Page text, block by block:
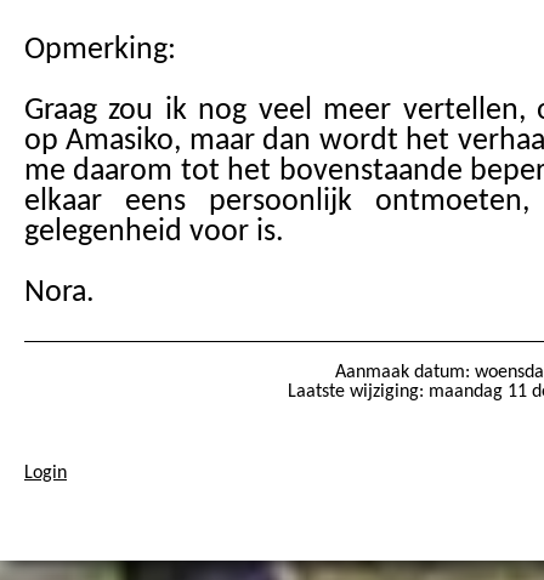
Opmerking:
Graag zou ik nog veel meer vertellen,
op Amasiko, maar dan wordt het
me daarom tot het bovenstaande
elkaar eens persoonlijk
gelegenheid voor is.
Nora.
Aanmaak datum:
Laatste wijziging: maandag 11
Login